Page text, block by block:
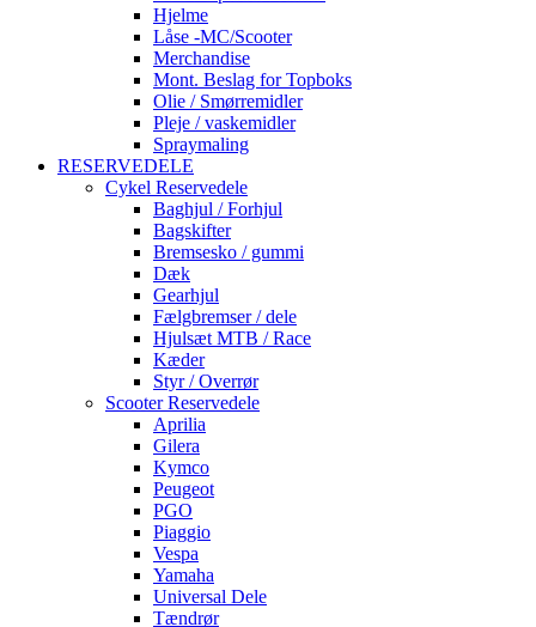
Hjelme
Låse -MC/Scooter
Merchandise
Mont. Beslag for Topboks
Olie / Smørremidler
Pleje / vaskemidler
Spraymaling
RESERVEDELE
Cykel Reservedele
Baghjul / Forhjul
Bagskifter
Bremsesko / gummi
Dæk
Gearhjul
Fælgbremser / dele
Hjulsæt MTB / Race
Kæder
Styr / Overrør
Scooter Reservedele
Aprilia
Gilera
Kymco
Peugeot
PGO
Piaggio
Vespa
Yamaha
Universal Dele
Tændrør